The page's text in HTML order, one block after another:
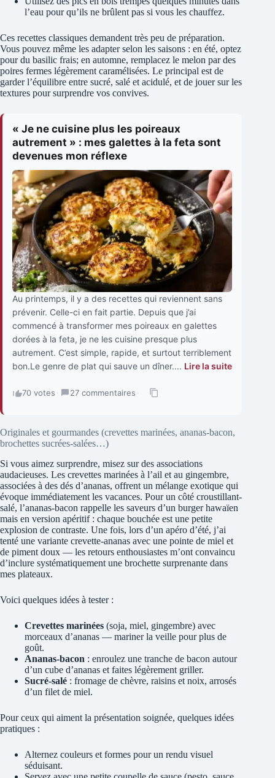
l’eau pour qu’ils ne brûlent pas si vous les chauffez.
Ces recettes classiques demandent très peu de préparation.
Vous pouvez même les adapter selon les saisons : en été, optez
pour du basilic frais; en automne, remplacez le melon par des
poires fermes légèrement caramélisées. Le principal est de
garder l’équilibre entre sucré, salé et acidulé, et de jouer sur les
textures pour surprendre vos convives.
« Je ne cuisine plus les poireaux
autrement » : mes galettes à la feta sont
devenues mon réflexe
Au printemps, il y a des recettes qui reviennent sans
prévenir. Celle-ci en fait partie. Depuis que j’ai
commencé à transformer mes poireaux en galettes
dorées à la feta, je ne les cuisine presque plus
autrement. C’est simple, rapide, et surtout terriblement
bon.Le genre de plat qui sauve un dîner.... Lire la suite
70 votes · 27 commentaires ·
Originales et gourmandes (crevettes marinées, ananas-bacon,
brochettes sucrées-salées…)
Si vous aimez surprendre, misez sur des associations
audacieuses. Les crevettes marinées à l’ail et au gingembre,
associées à des dés d’ananas, offrent un mélange exotique qui
évoque immédiatement les vacances. Pour un côté croustillant-
salé, l’ananas-bacon rappelle les saveurs d’un burger hawaïen
mais en version apéritif : chaque bouchée est une petite
explosion de contraste. Une fois, lors d’un apéro d’été, j’ai
tenté une variante crevette-ananas avec une pointe de miel et
de piment doux — les retours enthousiastes m’ont convaincu
d’inclure systématiquement une brochette surprenante dans
mes plateaux.
Voici quelques idées à tester :
Crevettes marinées (soja, miel, gingembre) avec
morceaux d’ananas — mariner la veille pour plus de
goût.
Ananas-bacon : enroulez une tranche de bacon autour
d’un cube d’ananas et faites légèrement griller.
Sucré-salé : fromage de chèvre, raisins et noix, arrosés
d’un filet de miel.
Pour ceux qui aiment la présentation soignée, quelques idées
pratiques :
Alternez couleurs et formes pour un rendu visuel
séduisant.